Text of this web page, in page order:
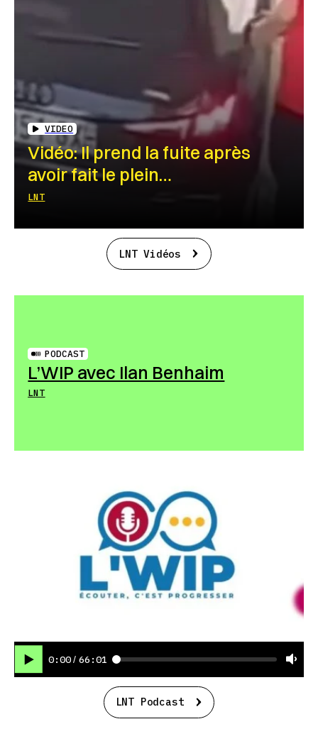
VIDEO
Vidéo: Il prend la fuite après
avoir fait le plein…
LNT
LNT Vidéos
PODCAST
L’WIP avec Ilan Benhaim
LNT
0:00 / 66:01
LNT Podcast